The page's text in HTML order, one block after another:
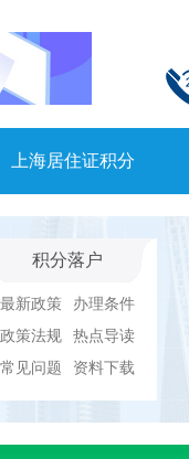
上海居住证积分
积分落户
最新政策
办理条件
政策法规
热点导读
常见问题
资料下载